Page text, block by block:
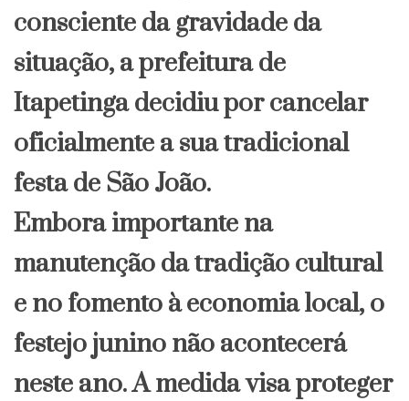
consciente da gravidade da
situação, a prefeitura de
Itapetinga decidiu por cancelar
oficialmente a sua tradicional
festa de São João.
Embora importante na
manutenção da tradição cultural
e no fomento à economia local, o
festejo junino não acontecerá
neste ano. A medida visa proteger